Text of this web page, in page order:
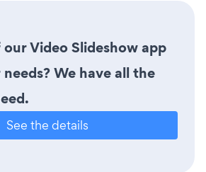
Video Slideshow app
We have all the
See the details